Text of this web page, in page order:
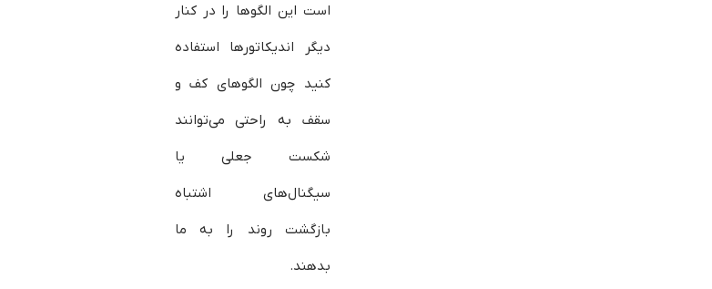
است این الگوها را در کنار
دیگر اندیکاتورها استفاده
کنید چون الگوهای کف و
سقف به راحتی می‌توانند
شکست جعلی یا
سیگنال‌های اشتباه
بازگشت روند را به ما
بدهند.